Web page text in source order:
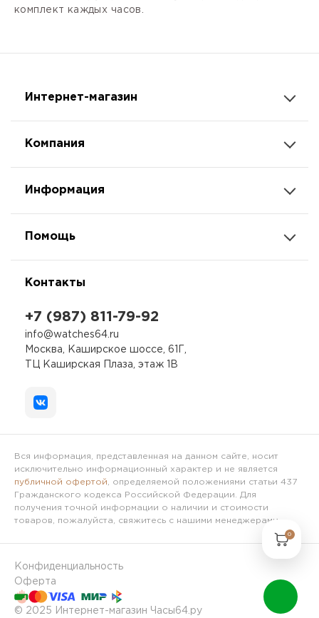
комплект каждых часов.
Интернет-магазин
Компания
Информация
Помощь
Контакты
+7 (987) 811-79-92
info@watches64.ru
Москва, Каширское шоссе, 61Г,
ТЦ Каширская Плаза, этаж 1В
Вся информация, представленная на данном сайте, носит
исключительно информационный характер и не является
публичной офертой , определяемой положениями статьи 437
Гражданского кодекса Российской Федерации. Для
получения точной информации о наличии и стоимости
товаров, пожалуйста, свяжитесь с нашими менеджерами.
© 2025 Интернет-магазин Часы64.ру
Конфиденциальность
Оферта
0